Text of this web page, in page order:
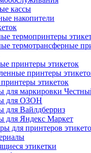
кассы
накопители
термопринтеры
термотрансферные
принтеры этикеток
принтеры
этикеток
для маркировки
для ОЗОН
для Вайлдберриз
для Яндекс Маркет
для принтеров
этикетки